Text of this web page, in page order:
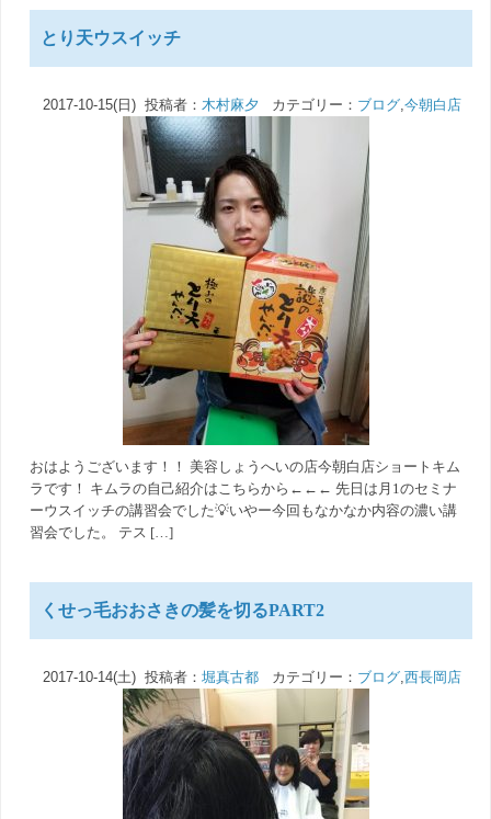
とり天ウスイッチ
2017-10-15(日) 投稿者： 木村麻夕カテゴリー： ブログ,今朝白店
おはようございます！！ 美容しょうへいの店今朝白店ショートキム
ラです！ キムラの自己紹介はこちらから←←← 先日は月1のセミナ
ーウスイッチの講習会でした💡いやー今回もなかなか内容の濃い講
習会でした。 テス […]
くせっ毛おおさきの髪を切るPART2
2017-10-14(土) 投稿者： 堀真古都カテゴリー： ブログ,西長岡店